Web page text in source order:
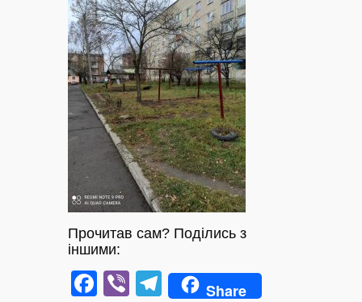
Прочитав сам? Поділись з
іншими:
Facebook
ViberTelegram
Share